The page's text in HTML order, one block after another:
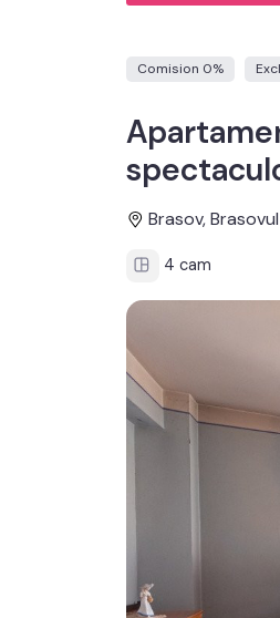
Comision 0%
Brasov,
4 cam